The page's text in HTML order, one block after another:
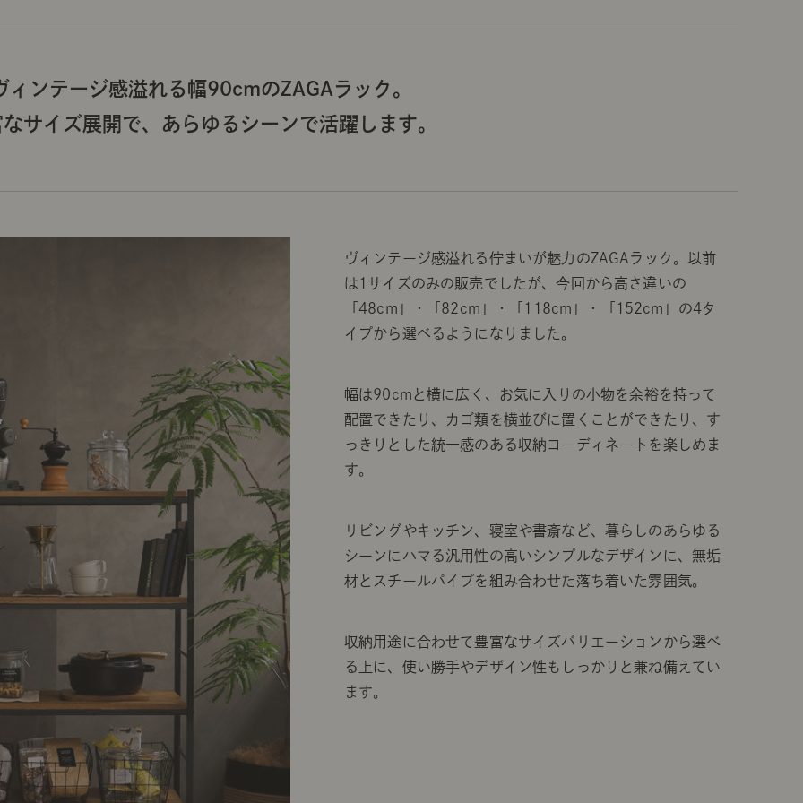
ィンテージ感溢れる幅90cmのZAGAラック。
サイズ展開で、あらゆるシーンで活躍します。
ヴィンテージ感溢れる佇まいが魅力のZAGAラック。以前
は1サイズのみの販売でしたが、今回から高さ違いの
「48cm」・「82cm」・「118cm」・「152cm」の4タ
イプから選べるようになりました。
幅は90cmと横に広く、お気に入りの小物を余裕を持って
配置できたり、カゴ類を横並びに置くことができたり、す
っきりとした統一感のある収納コーディネートを楽しめま
す。
リビングやキッチン、寝室や書斎など、暮らしのあらゆる
シーンにハマる汎用性の高いシンプルなデザインに、無垢
材とスチールパイプを組み合わせた落ち着いた雰囲気。
収納用途に合わせて豊富なサイズバリエーションから選べ
る上に、使い勝手やデザイン性もしっかりと兼ね備えてい
ます。